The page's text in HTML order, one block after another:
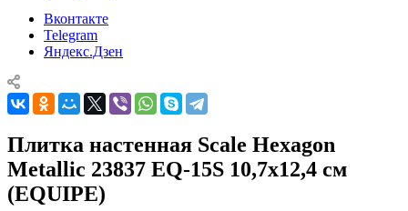
Вконтакте
Telegram
Яндекс.Дзен
Плитка настенная Scale Hexagon
Metallic 23837 EQ-15S 10,7x12,4 см
(EQUIPE)